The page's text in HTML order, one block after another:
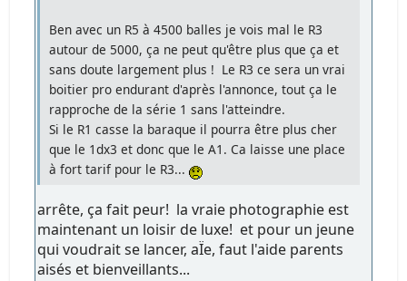
Ben avec un R5 à 4500 balles je vois mal le R3
autour de 5000, ça ne peut qu'être plus que ça et
sans doute largement plus ! Le R3 ce sera un vrai
boitier pro endurant d'après l'annonce, tout ça le
rapproche de la série 1 sans l'atteindre.
Si le R1 casse la baraque il pourra être plus cher
que le 1dx3 et donc que le A1. Ca laisse une place
à fort tarif pour le R3...
arrête, ça fait peur! la vraie photographie est
maintenant un loisir de luxe! et pour un jeune
qui voudrait se lancer, aÏe, faut l'aide parents
aisés et bienveillants...